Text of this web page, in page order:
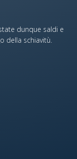
dunque saldi e
della schiavitù.